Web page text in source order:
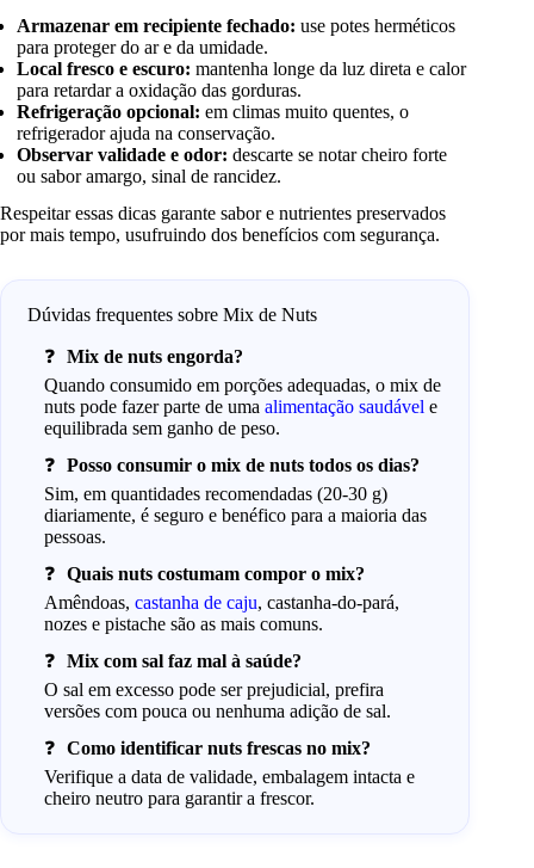
Armazenar em recipiente fechado: use potes herméticos
para proteger do ar e da umidade.
Local fresco e escuro: mantenha longe da luz direta e calor
para retardar a oxidação das gorduras.
Refrigeração opcional: em climas muito quentes, o
refrigerador ajuda na conservação.
Observar validade e odor: descarte se notar cheiro forte
ou sabor amargo, sinal de rancidez.
Respeitar essas dicas garante sabor e nutrientes preservados
por mais tempo, usufruindo dos benefícios com segurança.
Dúvidas frequentes sobre Mix de Nuts
Mix de nuts engorda?
Quando consumido em porções adequadas, o mix de
nuts pode fazer parte de umaalimentação saudável e
equilibrada sem ganho de peso.
Posso consumir o mix de nuts todos os dias?
Sim, em quantidades recomendadas (20-30 g)
diariamente, é seguro e benéfico para a maioria das
pessoas.
Quais nuts costumam compor o mix?
Amêndoas,castanha de caju, castanha-do-pará,
nozes e pistache são as mais comuns.
Mix com sal faz mal à saúde?
O sal em excesso pode ser prejudicial, prefira
versões com pouca ou nenhuma adição de sal.
Como identificar nuts frescas no mix?
Verifique a data de validade, embalagem intacta e
cheiro neutro para garantir a frescor.